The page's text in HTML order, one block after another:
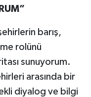
barış,
rolünü
sunuyorum.
arasında bir
diyalog ve bilgi